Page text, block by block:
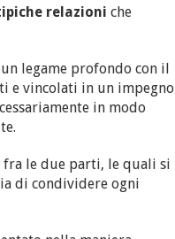
relazioni che
legame profondo con il
e vincolati in un impegno
in modo
fra le due parti, le quali si
di condividere ogni